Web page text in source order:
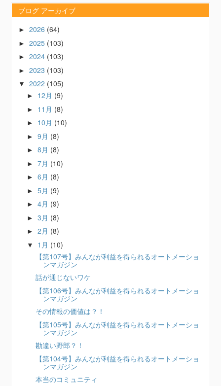
ブログ アーカイブ
►2026 (64)
►2025 (103)
►2024 (103)
►2023 (103)
▼2022 (105)
► 12月 (9)
► 11月 (8)
► 10月 (10)
►9月 (8)
►8月 (8)
►7月 (10)
►6月 (8)
►5月 (9)
►4月 (9)
►3月 (8)
►2月 (8)
▼ 1月 (10)
【第107号】みんなが利益を得られるオートメーショ
ンマガジン
話が通じないワケ
【第106号】みんなが利益を得られるオートメーショ
ンマガジン
その情報の価値は？！
【第105号】みんなが利益を得られるオートメーショ
ンマガジン
勘違い野郎？！
【第104号】みんなが利益を得られるオートメーショ
ンマガジン
本当のコミュニティ